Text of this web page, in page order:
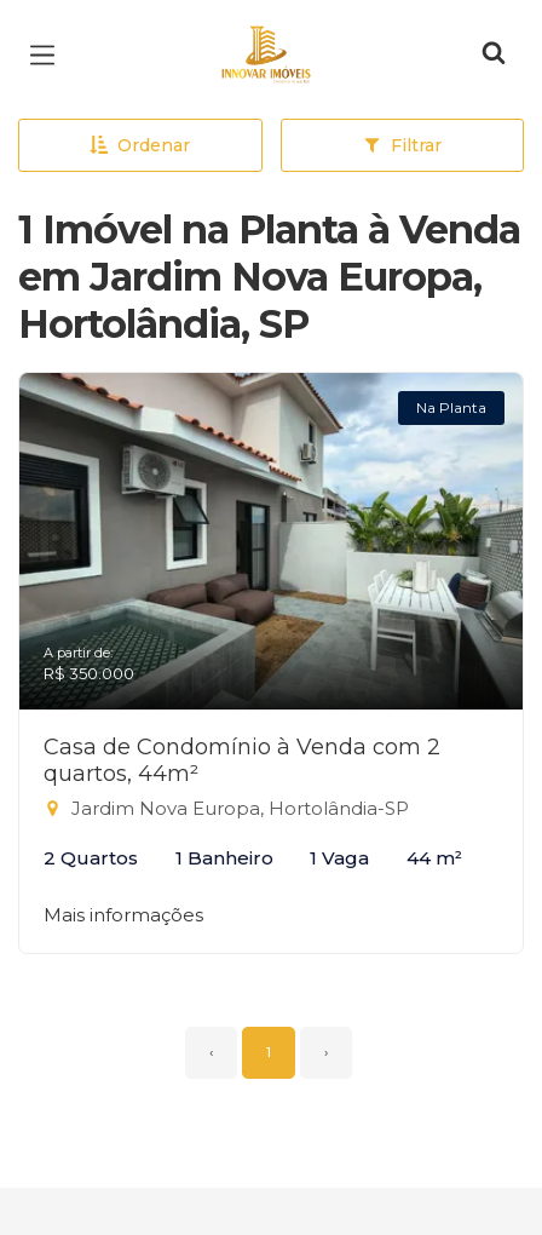
Página inicial
Ordenar Filtrar
1 Imóvel na Planta à Venda
em Jardim Nova Europa,
Hortolândia, SP
Na Planta
A partir de:
R$ 350.000
Casa de Condomínio à Venda com 2
quartos, 44m²
Jardim Nova Europa, Hortolândia-SP
2 Quartos 1 Banheiro 1 Vaga 44 m²
Mais informações
‹ 1 ›